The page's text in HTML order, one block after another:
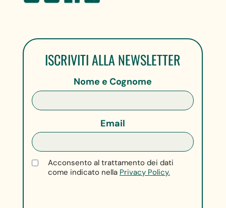
ISCRIVITI ALLA NEWSLETTER
Nome e Cognome
Email
Acconsento al trattamento dei dati
come indicato nella Privacy Policy.